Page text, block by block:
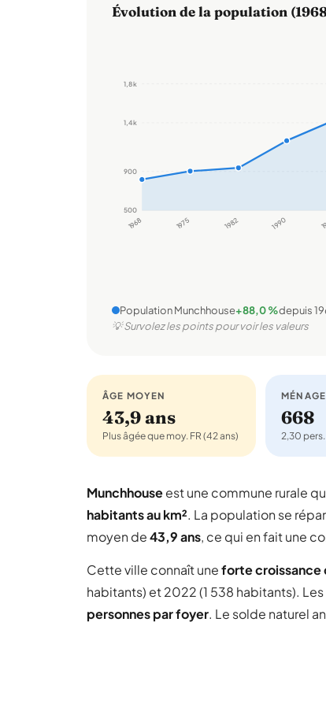
Évolution de la population
500
900
1,4 k
1,8 k
1968 1975 1982 1990
Population Munchhouse+88,0 %depuis
💡 Survolez les points pour voir les valeurs
ÂGE MOYEN
43,9 ans
Plus âgée que moy. FR (42 ans)
668
2,30
Munchhouseest une commune rurale
habitants au km². La population se
moyen de43,9 ans, ce qui en fait une
Cette ville connaît uneforte croissance
habitants) et 2022 (1 538 habitants). Les
personnes par foyer. Le solde naturel